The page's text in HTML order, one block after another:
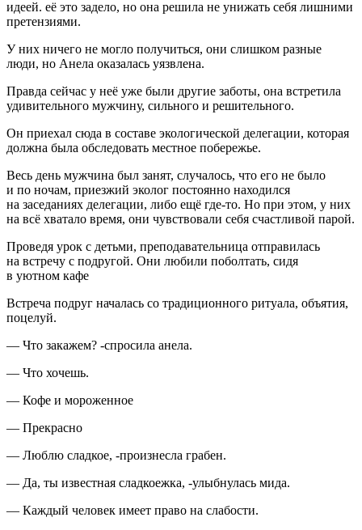
идеей. её это задело, но она решила не унижать себя лишними
претензиями.
У них ничего не могло получиться, они слишком разные
люди, но Анела оказалась уязвлена.
Правда сейчас у неё уже были другие заботы, она встретила
удивительного мужчину, сильного и решительного.
Он приехал сюда в составе экологической делегации, которая
должна была обследовать местное побережье.
Весь день мужчина был занят, случалось, что его не было
и по ночам, приезжий эколог постоянно находился
на заседаниях делегации, либо ещё где-то. Но при этом, у них
на всё хватало время, они чувствовали себя счастливой парой.
Проведя урок с детьми, преподавательница отправилась
на встречу с подругой. Они любили поболтать, сидя
в уютном кафе
Встреча подруг началась со традиционного ритуала, объятия,
поцелуй.
— Что закажем? -спросила анела.
— Что хочешь.
— Кофе и мороженное
— Прекрасно
— Люблю сладкое, -произнесла грабен.
— Да, ты известная сладкоежка, -улыбнулась мида.
— Каждый человек имеет право на слабости.